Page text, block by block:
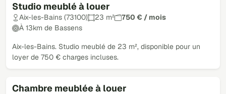
Studio meublé à louer
Aix-les-Bains (73100) 23 m²
750 € / mois
À 13km de Bassens
Aix-les-Bains. Studio meublé de 23 m², disponible pour un
loyer de 750 € charges incluses.
Chambre meublée à louer